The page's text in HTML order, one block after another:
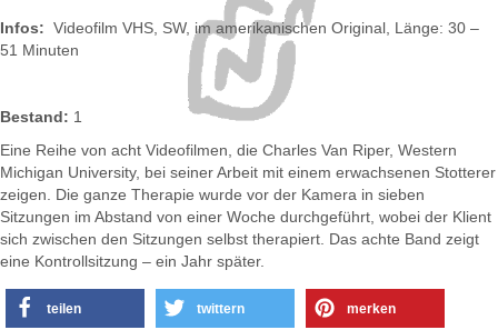
Infos: Videofilm VHS, SW, im amerikanischen Original, Länge: 30 –
51 Minuten
Bestand: 1
Eine Reihe von acht Videofilmen, die Charles Van Riper, Western
Michigan University, bei seiner Arbeit mit einem erwachsenen Stotterer
zeigen. Die ganze Therapie wurde vor der Kamera in sieben
Sitzungen im Abstand von einer Woche durchgeführt, wobei der Klient
sich zwischen den Sitzungen selbst therapiert. Das achte Band zeigt
eine Kontrollsitzung – ein Jahr später.
teilen twittern merken